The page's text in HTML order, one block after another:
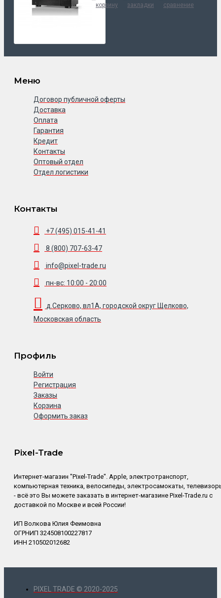
корзину
закладки
сравнение
Меню
Договор публичной оферты
Доставка
Оплата
Гарантия
Кредит
Контакты
Оптовый отдел
Отдел логистики
Контакты
+7 (495) 015-41-41
8 (800) 707-63-47
info@pixel-trade.ru
пн-вс: 10:00 - 20:00
д.Серково, вл1А, городской округ Щелково,
Московская область
Профиль
Войти
Регистрация
Заказы
Корзина
Оформить заказ
Pixel-Trade
Интернет-магазин "Pixel-Trade". Apple, электротранспорт,
компьютерная техника, велосипеды, электросамокаты,
- всё это Вы можете заказать в интернет-магазине Pixel-Trade.ru с
доставкой по Москве и всей России!
ИП Волкова Юлия Феимовна
ОГРНИП 324508100227817
ИНН 210502012682
PIXEL TRADE © 2020-2025